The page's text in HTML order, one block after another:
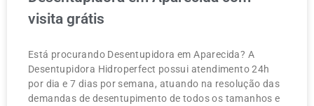
visita grátis
Está procurando Desentupidora em Aparecida? A
Desentupidora Hidroperfect possui atendimento 24h
por dia e 7 dias por semana, atuando na resolução das
demandas de desentupimento de todos os tamanhos e